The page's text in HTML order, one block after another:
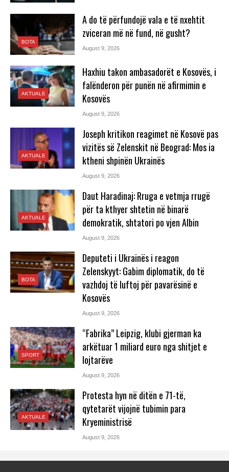
BOTA
A do të përfundojë vala e të nxehtit
zviceran më në fund, në gusht?
August 9, 2026
AKTUALE
Haxhiu takon ambasadorët e Kosovës, i
falënderon për punën në afirmimin e
Kosovës
August 9, 2026
AKTUALE
Joseph kritikon reagimet në Kosovë pas
vizitës së Zelenskit në Beograd: Mos ia
ktheni shpinën Ukrainës
August 9, 2026
AKTUALE
Daut Haradinaj: Rruga e vetmja rrugë
për ta kthyer shtetin në binarë
demokratik, shtatori po vjen Albin
August 9, 2026
BOTA
Deputeti i Ukrainës i reagon
Zelenskyyt: Gabim diplomatik, do të
vazhdoj të luftoj për pavarësinë e
Kosovës
August 9, 2026
SPORT
“Fabrika” Leipzig, klubi gjerman ka
arkëtuar 1 miliard euro nga shitjet e
lojtarëve
August 9, 2026
AKTUALE
Protesta hyn në ditën e 71-të,
qytetarët vijojnë tubimin para
Kryeministrisë
August 9, 2026